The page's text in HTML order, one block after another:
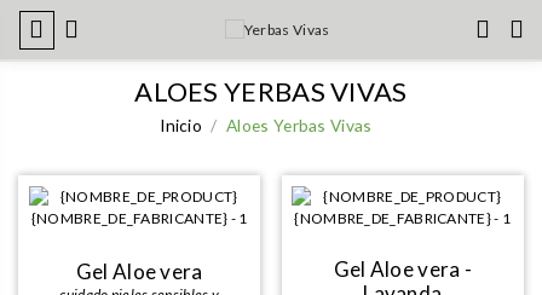
ALOES YERBAS VIVAS
Inicio Aloes Yerbas Vivas
Gel Aloe vera
Gel Aloe vera -